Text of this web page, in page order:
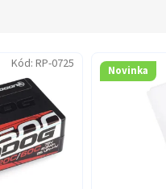
Kód: RP-0725 Novinka